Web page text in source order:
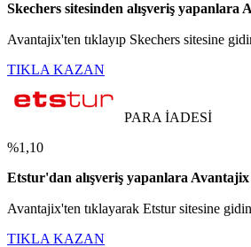
Skechers sitesinden alışveriş
Avantajix'ten tıklayıp Skechers sitesine
TIKLA KAZAN
PARA İADESİ
%1,10
Etstur'dan alışveriş yapanlara
Avantajix'ten tıklayarak Etstur sitesine
TIKLA KAZAN